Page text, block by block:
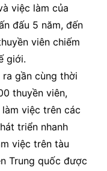
việc làm của
đấu 5 năm, đến
viên chiếm
giới.
gần cùng thời
thuyền viên,
việc trên các
triển nhanh
việc trên tàu
Trung quốc được